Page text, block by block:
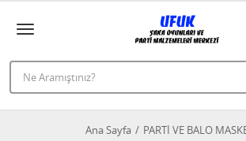
Ana Sayfa PARTİ VE BALO